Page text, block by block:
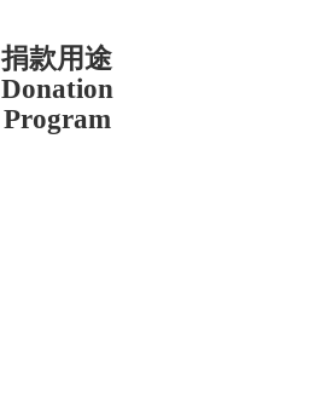
捐款用途
Donation
Program